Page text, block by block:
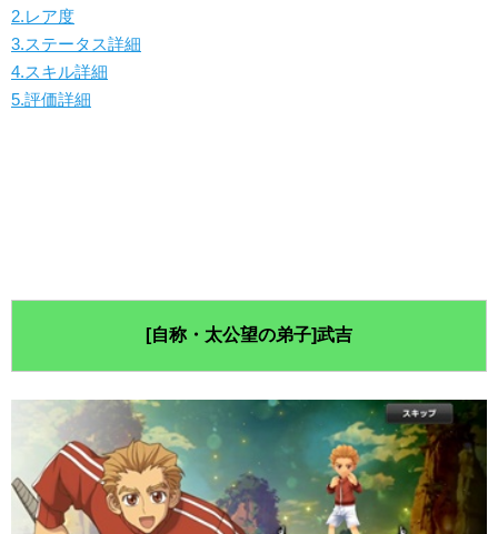
2.レア度
3.ステータス詳細
4.スキル詳細
5.評価詳細
[自称・太公望の弟子]武吉